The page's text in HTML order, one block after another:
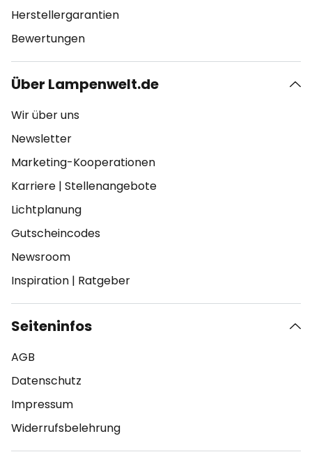
Herstellergarantien
Bewertungen
Über Lampenwelt.de
Wir über uns
Newsletter
Marketing-Kooperationen
Karriere | Stellenangebote
Lichtplanung
Gutscheincodes
Newsroom
Inspiration | Ratgeber
Seiteninfos
AGB
Datenschutz
Impressum
Widerrufsbelehrung